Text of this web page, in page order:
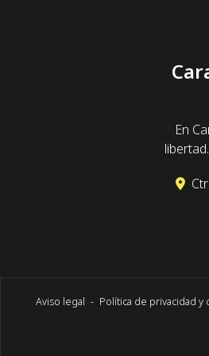
En
Aviso legal - Política de privacidad y